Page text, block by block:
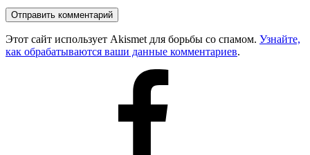
Этот сайт использует Akismet для борьбы со спамом. Узнайте,
как обрабатываются ваши данные комментариев.